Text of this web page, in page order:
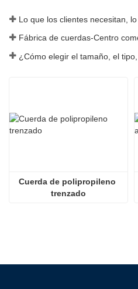
Cuerda de polipropileno
trenzado